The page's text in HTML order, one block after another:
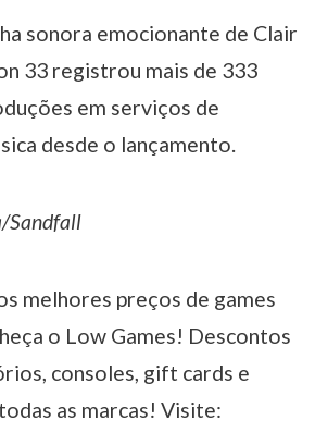
sonora emocionante de Clair
33 registrou mais de 333
em serviços de
desde o lançamento.
Sandfall
melhores preços de games
o Low Games! Descontos
consoles, gift cards e
as marcas! Visite: